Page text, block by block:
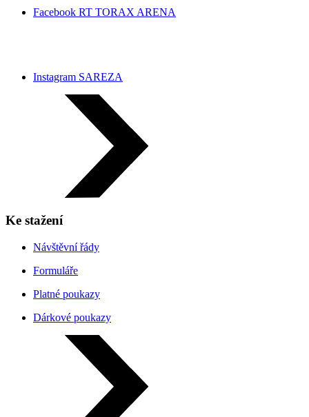
Facebook RT TORAX ARENA
Instagram SAREZA
Ke stažení
Návštěvní řády
Formuláře
Platné poukazy
Dárkové poukazy